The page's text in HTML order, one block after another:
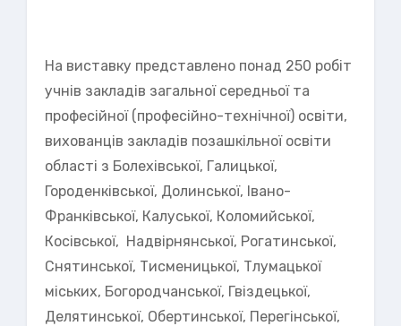
На виставку представлено понад 250 робіт
учнів закладів загальної середньої та
професійної (професійно-технічної) освіти,
вихованців закладів позашкільної освіти
області з Болехівської, Галицької,
Городенківської, Долинської, Івано-
Франківської, Калуської, Коломийської,
Косівської, Надвірнянської, Рогатинської,
Снятинської, Тисменицької, Тлумацької
міських, Богородчанської, Гвіздецької,
Делятинської, Обертинської, Перегінської,